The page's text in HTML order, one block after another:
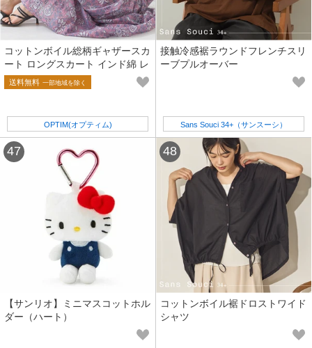
コットンボイル総柄ギャザースカ
ート ロングスカート インド綿 レ
ディース 春夏【再入荷】
送料無料 一部地域を除く
OPTIM(オプティム)
接触冷感裾ラウンドフレンチスリ
ーブプルオーバー
Sans Souci 34+（サンスーシ）
【サンリオ】ミニマスコットホル
ダー（ハート）
コットンボイル裾ドロストワイド
シャツ